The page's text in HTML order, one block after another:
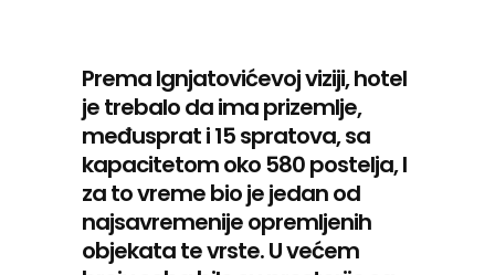
Prema Ignjatovićevoj viziji, hotel
je trebalo da ima prizemlje,
međusprat i 15 spratova, sa
kapacitetom oko 580 postelja, I
za to vreme bio je jedan od
najsavremenije opremljenih
objekata te vrste. U većem